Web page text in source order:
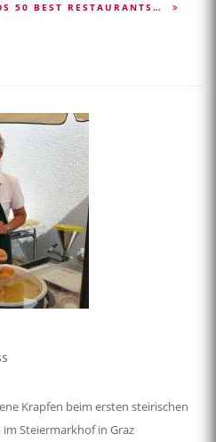
50 BEST RESTAURANTS…
Krapfen beim ersten steirischen
Steiermarkhof in Graz